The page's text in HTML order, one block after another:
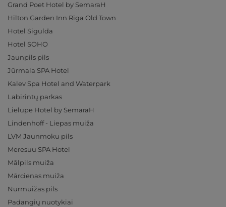
Grand Poet Hotel by SemaraH
Hilton Garden Inn Riga Old Town
Hotel Sigulda
Hotel SOHO
Jaunpils pils
Jūrmala SPA Hotel
Kalev Spa Hotel and Waterpark
Labirintų parkas
Lielupe Hotel by SemaraH
Lindenhoff - Liepas muiža
LVM Jaunmoku pils
Meresuu SPA Hotel
Mālpils muiža
Mārcienas muiža
Nurmuižas pils
Padangių nuotykiai